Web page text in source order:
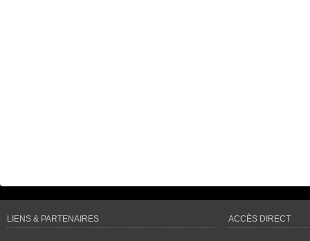
LIENS & PARTENAIRES ACCÈS DIRECT